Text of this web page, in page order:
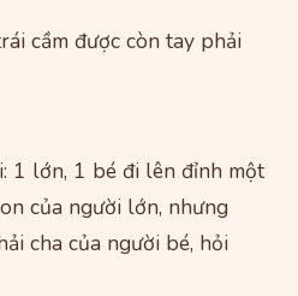
cầm được còn tay phải
1 lớn, 1 bé đi lên đỉnh một
của người lớn, nhưng
cha của người bé, hỏi